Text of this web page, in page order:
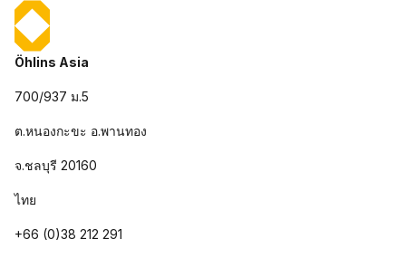
Öhlins Asia
700/937 ม.5
ต.หนองกะขะ อ.พานทอง
จ.ชลบุรี 20160
ไทย
+66 (0)38 212 291